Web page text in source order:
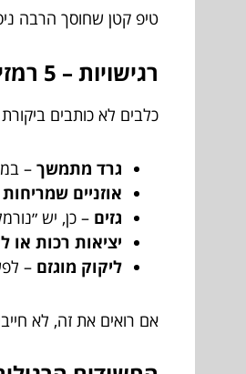
טיפ קטן שחוסך הרבה
רגישויות – 5 רמזים שהאוכל הנוכחי לא בא לו בטוב
כלבים לא כותבים
גרד מתמשך –
אוזניים
גזים – כן, יש
יציאות רכות או
ליקוק מוגזם –
אם רואים את זה, לא